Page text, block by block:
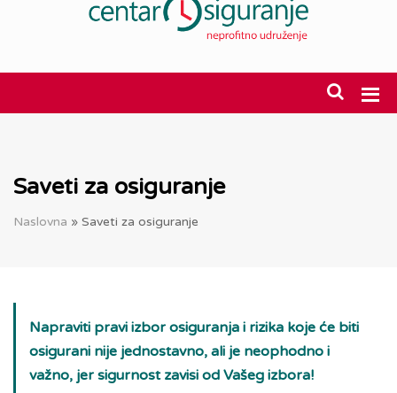
Saveti za osiguranje
Naslovna » Saveti za osiguranje
Napraviti pravi izbor osiguranja i rizika koje će biti
osigurani nije jednostavno, ali je neophodno i
važno, jer sigurnost zavisi od Vašeg izbora!